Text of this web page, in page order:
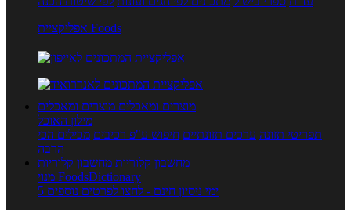
אפליקציית Foods
מוצרים ומאכלים מוצרים ומאכלים
מילון האוכל
תפריטי תזונה ערכים תזונתיים חיפוש ע"פ רכיבים מכילים הכי
הרבה
מחשבון קלוריות מחשבון קלוריות
מנוי FoodsDictionary
5 ימי ניסיון חינם - לחצו לפרטים נוספים